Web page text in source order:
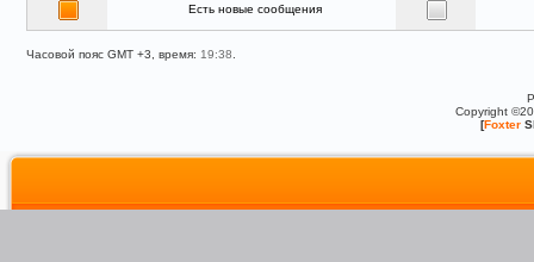
Есть новые сообщения
Часовой пояс GMT +3, время: 19:38
Copyright
[Foxter